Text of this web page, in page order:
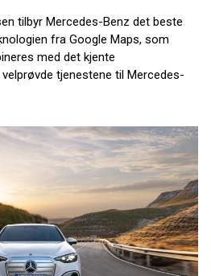
tilbyr Mercedes-Benz det beste
fra Google Maps, som
med det kjente
tjenestene til Mercedes-